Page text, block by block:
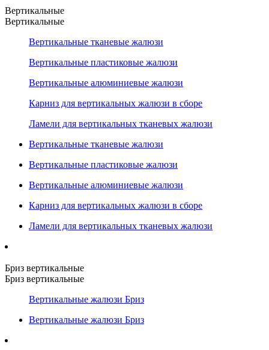
Вертикальные
Вертикальные
Вертикальные тканевые жалюзи
Вертикальные пластиковые жалюзи
Вертикальные алюминиевые жалюзи
Карниз для вертикальных жалюзи в сборе
Ламели для вертикальных тканевых жалюзи
Вертикальные тканевые жалюзи
Вертикальные пластиковые жалюзи
Вертикальные алюминиевые жалюзи
Карниз для вертикальных жалюзи в сборе
Ламели для вертикальных тканевых жалюзи
Бриз вертикальные
Бриз вертикальные
Вертикальные жалюзи Бриз
Вертикальные жалюзи Бриз